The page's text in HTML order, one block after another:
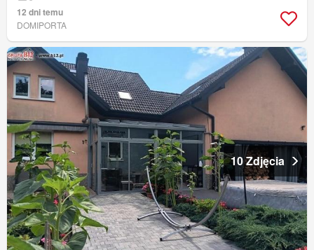
12 dni temu
DOMIPORTA
10 Zdjęcia